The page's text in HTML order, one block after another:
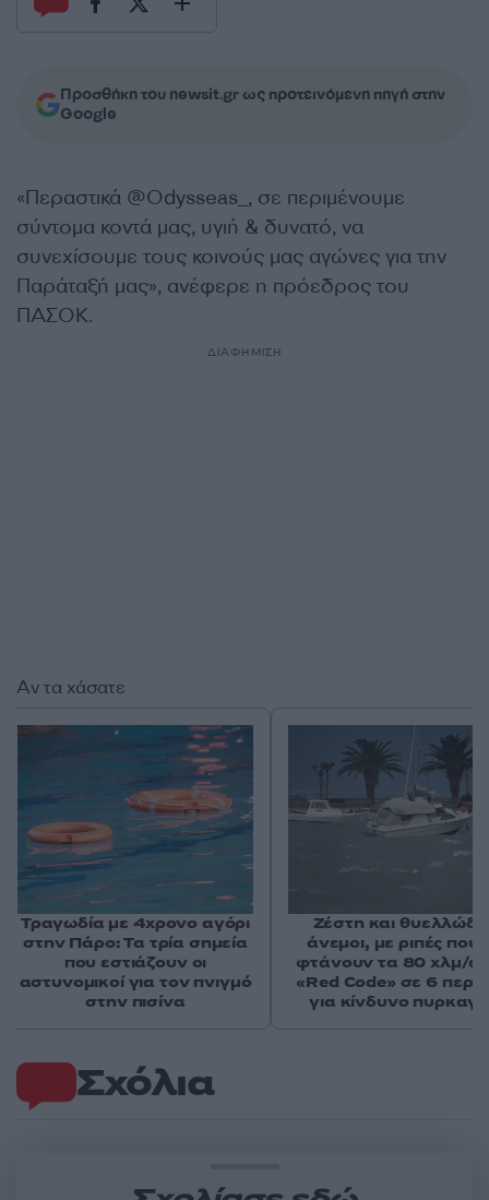
Προσθήκη του newsit.gr ως προτεινόμενη πηγή στην
Google
«Περαστικά @Odysseas_, σε περιμένουμε
σύντομα κοντά μας, υγιή & δυνατό, να
συνεχίσουμε τους κοινούς μας αγώνες για την
Παράταξή μας», ανέφερε η πρόεδρος του
ΠΑΣΟΚ.
ΔΙΑΦΗΜΙΣΗ
Σχόλια
Αν τα χάσατε
Τραγωδία με 4χρονο αγόρι
στην Πάρο: Τα τρία σημεία
που εστιάζουν οι
αστυνομικοί για τον πνιγμό
στην πισίνα
Ζέστη και
άνεμοι, με ριπές που
φτάνουν τα 80 χλμ/
«Red Code» σε 6
για κίνδυνο